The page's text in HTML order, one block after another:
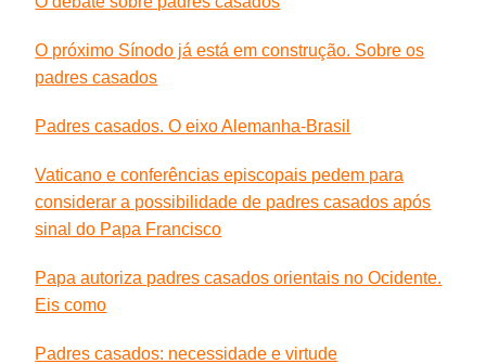
O próximo Sínodo já está em construção. Sobre os
padres casados
Padres casados. O eixo Alemanha-Brasil
Vaticano e conferências episcopais pedem para
considerar a possibilidade de padres casados após
sinal do Papa Francisco
Papa autoriza padres casados orientais no Ocidente.
Eis como
Padres casados: necessidade e virtude